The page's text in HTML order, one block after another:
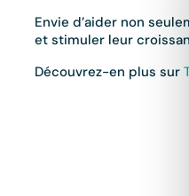
Envie d’aider non
et stimuler leur
Découvrez-en plus sur